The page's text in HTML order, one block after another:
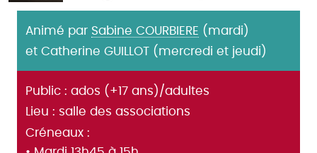
Animé par Sabine COURBIERE (mardi)
et Catherine GUILLOT (mercredi et jeudi)
Public : ados (+17 ans)/adultes
Lieu : salle des associations
Créneaux :